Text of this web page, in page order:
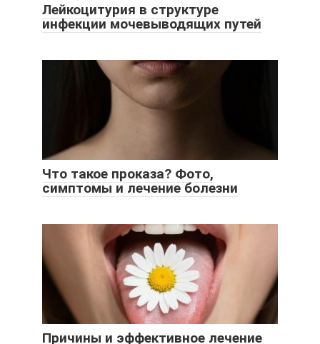
Лейкоцитурия в структуре
инфекции мочевыводящих путей
Что такое проказа? Фото,
симптомы и лечение болезни
Причины и эффективное лечение